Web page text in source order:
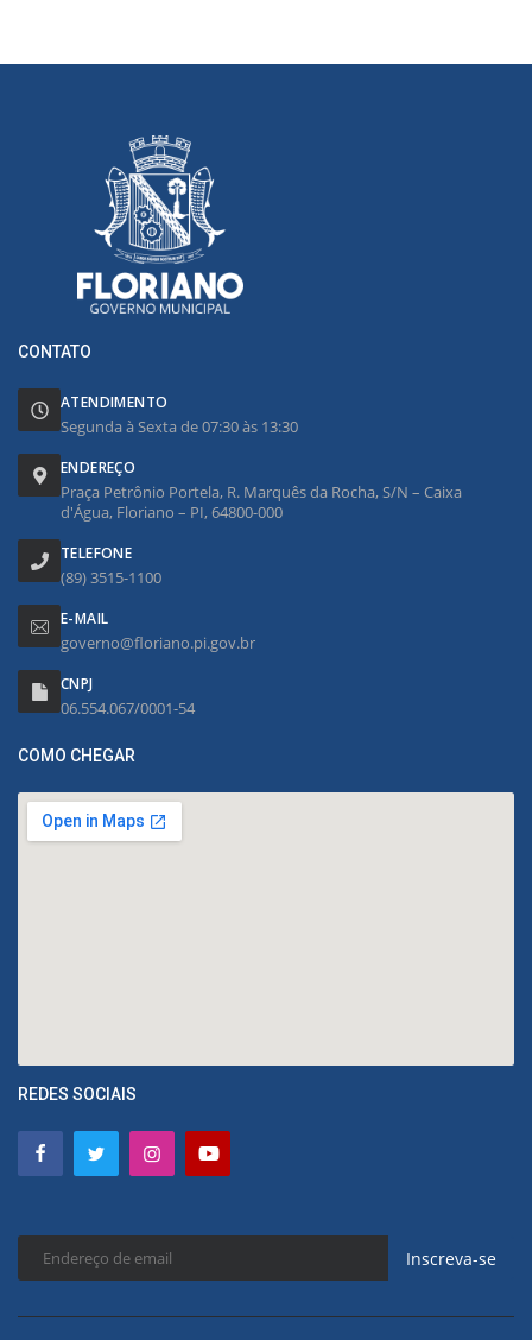
CONTATO
ATENDIMENTO
Segunda à Sexta de 07:30 às 13:30
ENDEREÇO
Praça Petrônio Portela, R. Marquês da Rocha, S/N – Caixa
d'Água, Floriano – PI, 64800-000
TELEFONE
(89) 3515-1100
E-MAIL
governo@floriano.pi.gov.br
CNPJ
06.554.067/0001-54
COMO CHEGAR
REDES SOCIAIS
Inscreva-se